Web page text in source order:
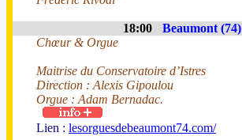
18:00
Beaumont (74)
Chœur & Orgue
Maitrise du Conservatoire d’Istres
Direction : Alexis Gipoulou
Orgue : Adam Bernadac.
Lien : lesorguesdebeaumont74.com/